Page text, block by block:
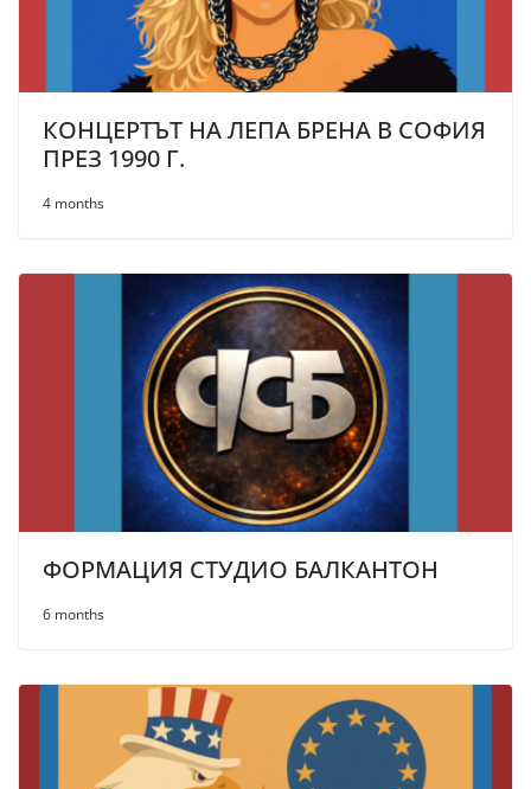
КОНЦЕРТЪТ НА ЛЕПА БРЕНА В СОФИЯ
ПРЕЗ 1990 Г.
4 months
ФОРМАЦИЯ СТУДИО БАЛКАНТОН
6 months